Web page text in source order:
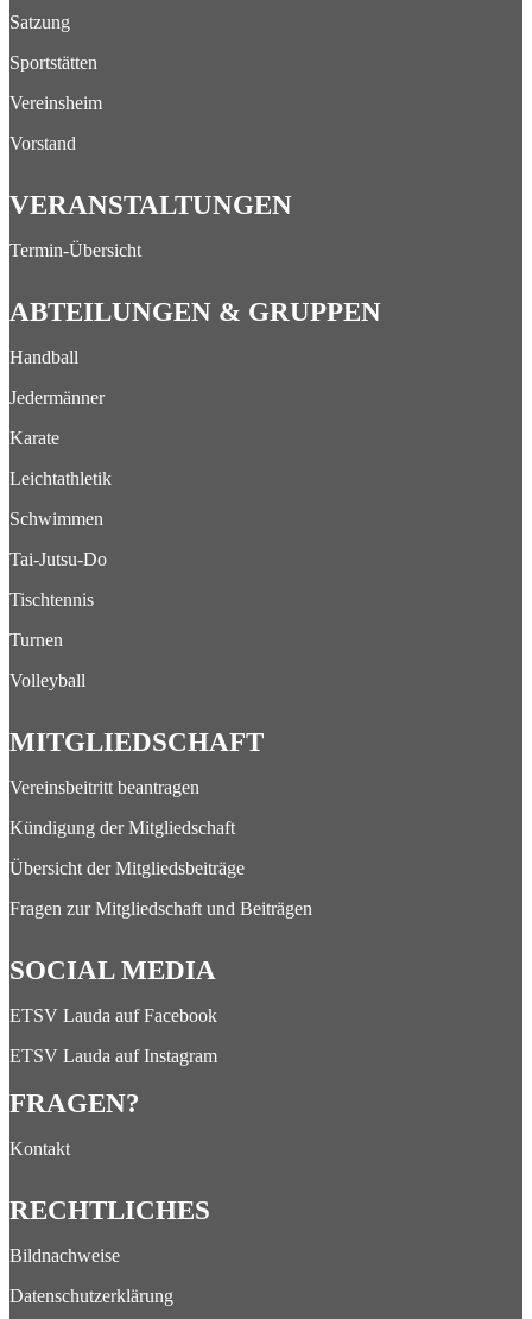
Satzung
Sportstätten
Vereinsheim
Vorstand
VERANSTALTUNGEN
Termin-Übersicht
ABTEILUNGEN & GRUPPEN
Handball
Jedermänner
Karate
Leichtathletik
Schwimmen
Tai-Jutsu-Do
Tischtennis
Turnen
Volleyball
MITGLIEDSCHAFT
Vereinsbeitritt beantragen
Kündigung der Mitgliedschaft
Übersicht der Mitgliedsbeiträge
Fragen zur Mitgliedschaft und Beiträgen
SOCIAL MEDIA
ETSV Lauda auf Facebook
ETSV Lauda auf Instagram
FRAGEN?
Kontakt
RECHTLICHES
Bildnachweise
Datenschutzerklärung